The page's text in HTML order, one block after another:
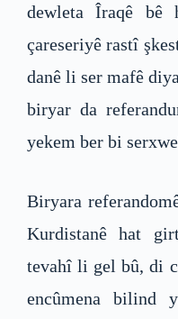
dewleta Îraqê bê
çareseriyê rastî
danê li ser mafê
biryar da
yekem ber bi
Biryara
Kurdistanê hat
tevahî li gel bû, di
encûmena bilind